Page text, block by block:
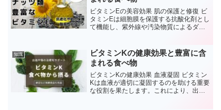
ビタミンEの美容効果 肌の保護と修復 ビ
タミンEは細胞膜を保護する抗酸化剤とし
て機能し、紫外線や汚染物質によるダメ
し、乾燥や炎症を軽減するのに役立ちま
す。 抗老化効果 ...
知識
ビタミンKの健康効果と豊富に含
まれる食べ物
ビタミンKの健康効果 血液凝固 ビタミン
Kは血液が適切に凝固するのを助ける重要
な役割を果たします。これにより、出血